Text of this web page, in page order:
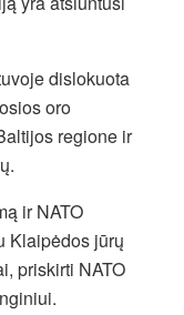
dislokuota
oro
regione ir
ir NATO
Klaipėdos jūrų
priskirti NATO